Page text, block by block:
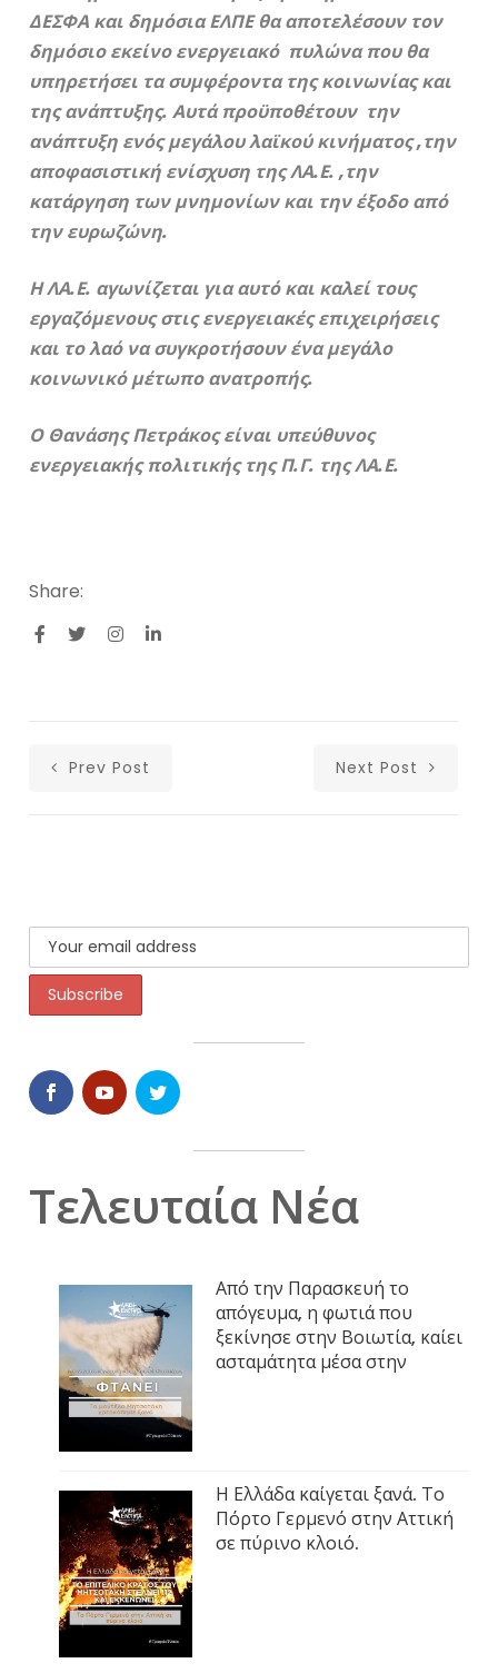
ΔΕΣΦΑ και δημόσια ΕΛΠΕ θα αποτελέσουν τον
δημόσιο εκείνο ενεργειακό πυλώνα που θα
υπηρετήσει τα συμφέροντα της κοινωνίας και
της ανάπτυξης. Αυτά προϋποθέτουν την
ανάπτυξη ενός μεγάλου λαϊκού κινήματος ,την
αποφασιστική ενίσχυση της ΛΑ.Ε. ,την
κατάργηση των μνημονίων και την έξοδο από
την ευρωζώνη.
Η ΛΑ.Ε. αγωνίζεται για αυτό και καλεί τους
εργαζόμενους στις ενεργειακές επιχειρήσεις
και το λαό να συγκροτήσουν ένα μεγάλο
κοινωνικό μέτωπο ανατροπής.
Ο Θανάσης Πετράκος είναι υπεύθυνος
ενεργειακής πολιτικής της Π.Γ. της ΛΑ.Ε.
Share:
Prev Post Next Post
Τελευταία Νέα
Από την Παρασκευή το
απόγευμα, η φωτιά που
ξεκίνησε στην Βοιωτία, καίει
ασταμάτητα μέσα στην
Η Ελλάδα καίγεται ξανά. Το
Πόρτο Γερμενό στην Αττική
σε πύρινο κλοιό.